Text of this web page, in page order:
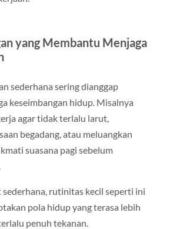
yang Membantu Menjaga
sederhana sering dianggap
keseimbangan hidup. Misalnya
agar tidak terlalu larut,
begadang, atau meluangkan
suasana pagi sebelum
rutinitas kecil seperti ini
pola hidup yang terasa lebih
penuh tekanan.